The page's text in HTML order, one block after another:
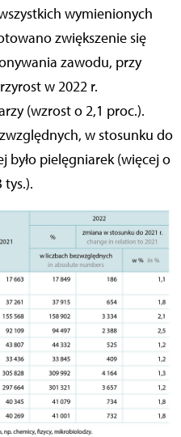
wymienionych
zwiększenie się
zawodu, przy
w 2022 r.
(wzrost o 2,1 proc.).
w stosunku do
było pielęgniarek (więcej o
tys.).